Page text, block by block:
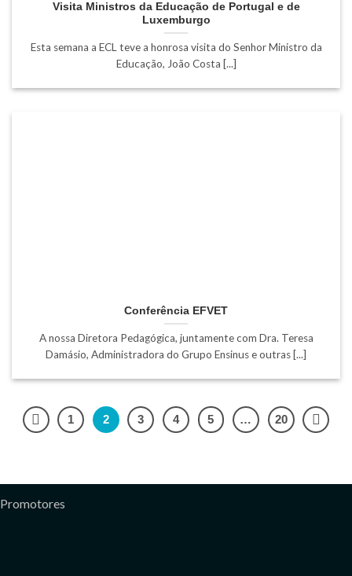
Visita Ministros da Educação de Portugal e de
Luxemburgo
Esta semana a ECL teve a honrosa visita do Senhor Ministro da
Educação, João Costa [...]
Conferência EFVET
A nossa Diretora Pedagógica, juntamente com Dra. Teresa
Damásio, Administradora do Grupo Ensinus e outras [...]
1 2 3 4 5 … 20
Promotores